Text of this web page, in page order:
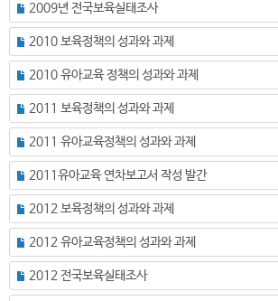
2009년 전국보육실태조사
2010 보육정책의 성과와 과제
2010 유아교육 정책의 성과와 과제
2011 보육정책의 성과와 과제
2011 유아교육정책의 성과와 과제
2011유아교육 연차보고서 작성 발간
2012 보육정책의 성과와 과제
2012 유아교육정책의 성과와 과제
2012 전국보육실태조사